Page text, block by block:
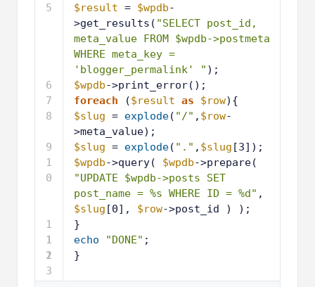
5
6
7
8
9
1
0
1
1
1
2
1
3
$result = $wpdb-
>get_results( "SELECT post_id,
meta_value FROM $wpdb->postmeta
WHERE meta_key =
'blogger_permalink' " );
$wpdb->print_error();
foreach
($result as $row){
$slug = explode( "/" , $row-
>meta_value);
$slug = explode( "." , $slug [3]);
$wpdb->query( $wpdb
"UPDATE $wpdb->posts SET
post_name = %s WHERE ID = %d"
$slug [0], $row->post_id ) );
}
echo
"DONE" ;
}